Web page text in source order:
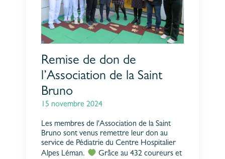
Remise de don de
l’Association de la Saint
Bruno
15 novembre 2024
Les membres de l'Association de la Saint
Bruno sont venus remettre leur don au
service de Pédiatrie du Centre Hospitalier
Alpes Léman.
Grâce au 432 coureurs et